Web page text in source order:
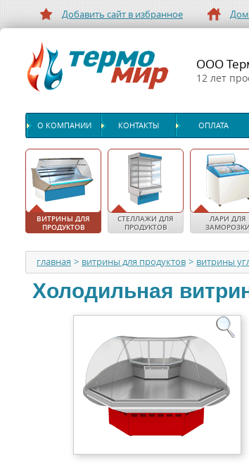
Добавить сайт в избранное
ООО
12 лет
О КОМПАНИИ КОНТАКТЫ ОПЛАТА
ВИТРИНЫ ДЛЯ
ПРОДУКТОВ
СТЕЛЛАЖИ ДЛЯ
ПРОДУКТОВ
ЛАРИ ДЛЯ
главная > витрины для продуктов > витрины
Холодильная